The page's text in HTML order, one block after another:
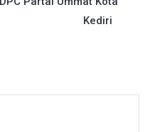
Kediri